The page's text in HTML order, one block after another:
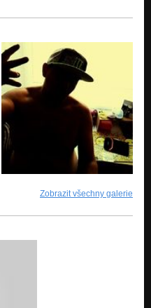
Zobrazit všechny galerie